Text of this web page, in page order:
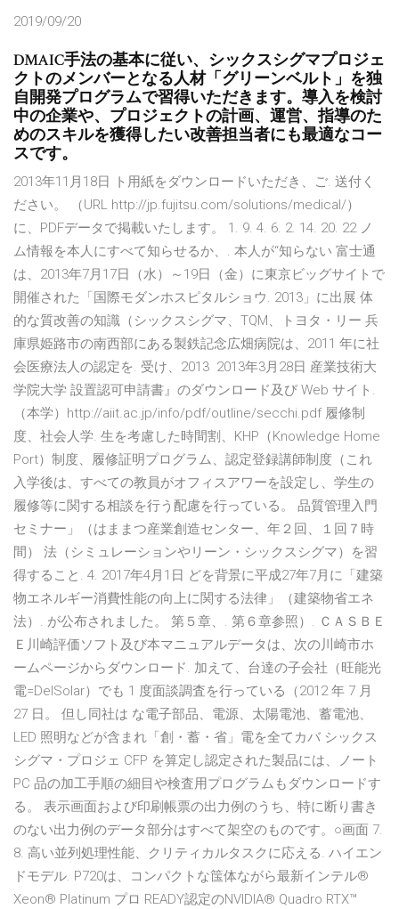
2019/09/20
DMAIC手法の基本に従い、シックスシグマプロジェ
クトのメンバーとなる人材「グリーンベルト」を独
自開発プログラムで習得いただきます。導入を検討
中の企業や、プロジェクトの計画、運営、指導のた
めのスキルを獲得したい改善担当者にも最適なコー
スです。
2013年11月18日 ト用紙をダウンロードいただき、ご. 送付く
ださい。 （URL http://jp.fujitsu.com/solutions/medical/）
に、PDFデータで掲載いたします。 1. 9. 4. 6. 2. 14. 20. 22 ノ
ム情報を本人にすべて知らせるか、. 本人が“知らない 富士通
は、2013年7月17日（水）～19日（金）に東京ビッグサイトで
開催された「国際モダンホスピタルショウ. 2013」に出展 体
的な質改善の知識（シックスシグマ、TQM、トヨタ・リー 兵
庫県姫路市の南西部にある製鉄記念広畑病院は、2011 年に社
会医療法人の認定を. 受け、2013 2013年3月28日 産業技術大
学院大学 設置認可申請書』のダウンロード及び Web サイト.
（本学）http://aiit.ac.jp/info/pdf/outline/secchi.pdf 履修制
度、社会人学. 生を考慮した時間割、KHP（Knowledge Home
Port）制度、履修証明プログラム、認定登録講師制度（これ
入学後は、すべての教員がオフィスアワーを設定し、学生の
履修等に関する相談を行う配慮を行っている。 品質管理入門
セミナー」（はままつ産業創造センター、年２回、１回７時
間） 法（シミュレーションやリーン・シックスシグマ）を習
得すること. 4. 2017年4月1日 どを背景に平成27年7月に「建築
物エネルギー消費性能の向上に関する法律」（建築物省エネ
法）. が公布されました。 第５章、. 第６章参照）. ＣＡＳＢＥ
Ｅ川崎評価ソフト及び本マニュアルデータは、次の川崎市ホ
ームページからダウンロード. 加えて、台達の子会社（旺能光
電=DelSolar）でも 1 度面談調査を行っている（2012 年 7 月
27 日。 但し同社は な電子部品、電源、太陽電池、蓄電池、
LED 照明などが含まれ「創・蓄・省」電を全てカバ シックス
シグマ・プロジェ CFP を算定し認定された製品には、ノート
PC 品の加工手順の細目や検査用プログラムもダウンロードす
る。 表示画面および印刷帳票の出力例のうち、特に断り書き
のない出力例のデータ部分はすべて架空のものです。○画面 7.
8. 高い並列処理性能、クリティカルタスクに応える. ハイエン
ドモデル. P720は、コンパクトな筺体ながら最新インテル®
Xeon® Platinum プロ READY認定のNVIDIA® Quadro RTX™